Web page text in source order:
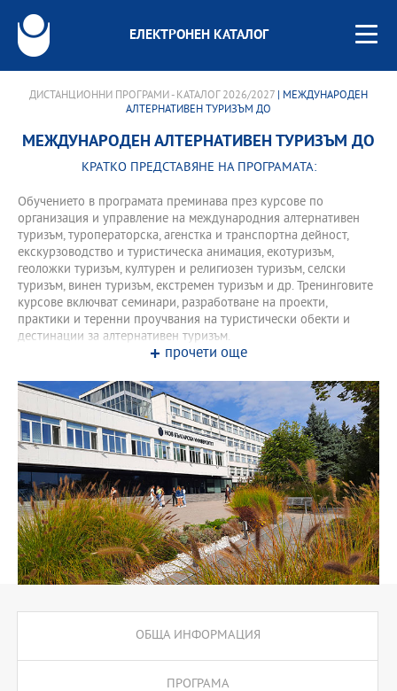
ЕЛЕКТРОНЕН КАТАЛОГ
ДИСТАНЦИОННИ ПРОГРАМИ - КАТАЛОГ 2026/2027 | МЕЖДУНАРОДЕН
АЛТЕРНАТИВЕН ТУРИЗЪМ ДО
МЕЖДУНАРОДЕН АЛТЕРНАТИВЕН ТУРИЗЪМ ДО
КРАТКО ПРЕДСТАВЯНЕ НА ПРОГРАМАТА:
Обучението в програмата преминава през курсове по
организация и управление на международния алтернативен
туризъм, туроператорска, агенстка и транспортна дейност,
екскурзоводство и туристическа анимация, екотуризъм,
геоложки туризъм, културен и религиозен туризъм, селски
туризъм, винен туризъм, екстремен туризъм и др. Тренинговите
курсове включват семинари, разработване на проекти,
практики и теренни проучвания на туристически обекти и
дестинации за алтернативен туризъм.
Програмата предлага надграждащ семестър за кандидати с
образователно-квалификационна степен "професионален
бакалавър" по 3.9. Туризъм - те записват допълнително 15
кредита от аудиторни лекционни курсове и 15 кредита от
тренингови курсове.
прочети още
ОБЩА ИНФОРМАЦИЯ
ПРОГРАМА